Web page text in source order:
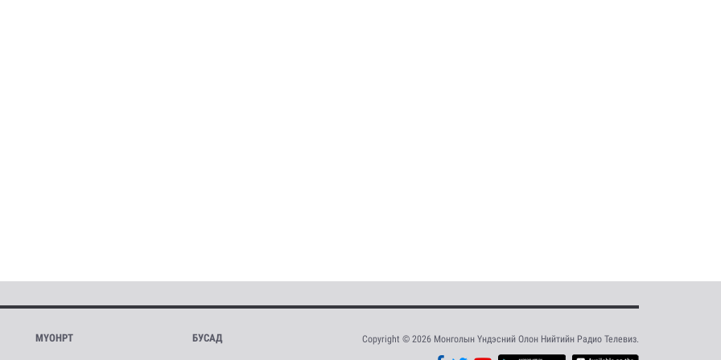
МҮОНРТ БУСАД Copyright © 2026 Монголын Үндэсний Олон Нийтийн Радио Телевиз.